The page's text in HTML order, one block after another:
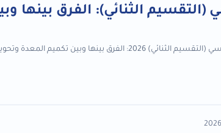
الثنائي): الفرق بينها
وتحويل المسار، المميزات، العيوب، النتائج المتوقعة،...